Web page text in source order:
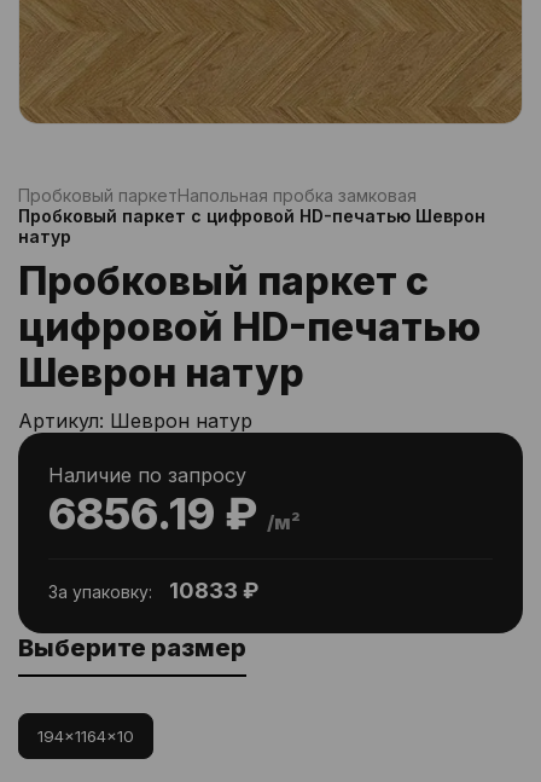
Пробковый паркетНапольная пробка замковая
Пробковый паркет с цифровой HD-печатью Шеврон
натур
Пробковый паркет с
цифровой HD-печатью
Шеврон натур
Артикул: Шеврон натур
6856.19 ₽ /м²
Наличие по запросу
За упаковку: 10833 ₽
Выберите размер
194x1164x10